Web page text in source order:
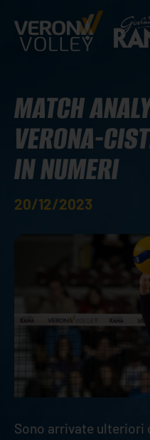
MATCH
VERONA-
IN NUMERI
20/12/2023
Sono arrivate ulteriori